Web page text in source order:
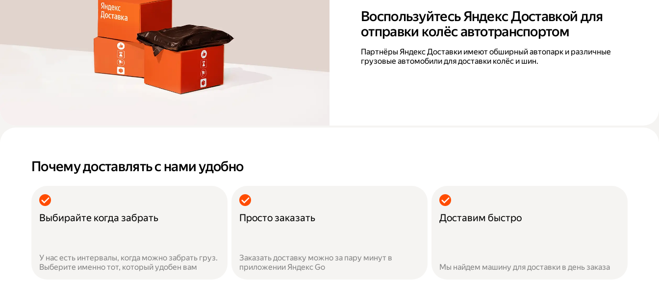
Воспользуйтесь Яндекс Доставкой для
отправки колёс автотранспортом
Партнёры Яндекс Доставки имеют обширный автопарк и различные
грузовые автомобили для доставки колёс и шин.
Почему доставлять с нами удобно
Выбирайте когда забрать
У нас есть интервалы, когда можно забрать груз.
Выберите именно тот, который удобен вам
Просто заказать
Заказать доставку можно за пару минут в
приложении Яндекс Go
Доставим быстро
Мы найдем машину для доставки в день заказа